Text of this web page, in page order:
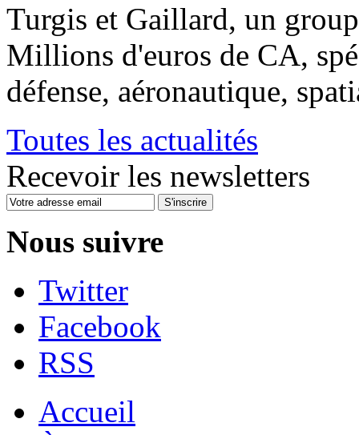
Turgis et Gaillard, un
Millions d'euros de CA,
défense, aéronautique,
Toutes les actualités
Recevoir les newsletters
S'inscrire
Nous suivre
Twitter
Facebook
RSS
Accueil